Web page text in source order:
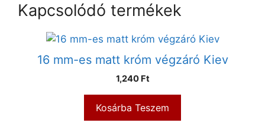
Kapcsolódó termékek
16 mm-es matt króm végzáró Kiev
1,240 Ft
Kosárba Teszem